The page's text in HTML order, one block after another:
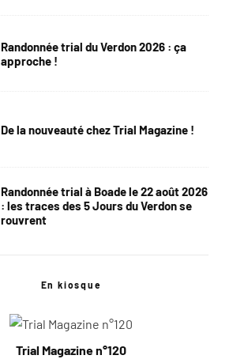
Randonnée trial du Verdon 2026 : ça
approche !
De la nouveauté chez Trial Magazine !
Randonnée trial à Boade le 22 août 2026
: les traces des 5 Jours du Verdon se
rouvrent
En kiosque
Trial Magazine n°120